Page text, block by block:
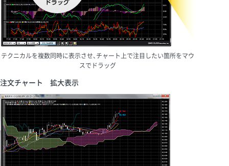
テクニカルを複数同時に表示させ、チャート上で注目したい箇所をマウ
スでドラッグ
注文チャート 拡大表示